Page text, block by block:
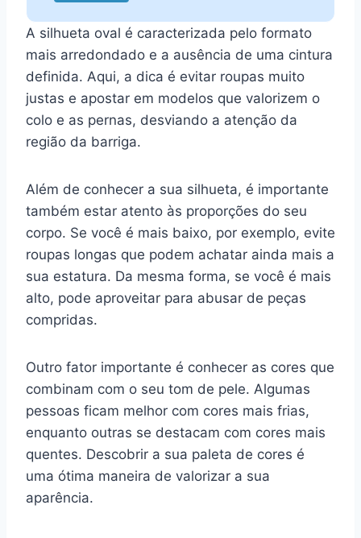
A silhueta oval é caracterizada pelo formato
mais arredondado e a ausência de uma cintura
definida. Aqui, a dica é evitar roupas muito
justas e apostar em modelos que valorizem o
colo e as pernas, desviando a atenção da
região da barriga.
Além de conhecer a sua silhueta, é importante
também estar atento às proporções do seu
corpo. Se você é mais baixo, por exemplo, evite
roupas longas que podem achatar ainda mais a
sua estatura. Da mesma forma, se você é mais
alto, pode aproveitar para abusar de peças
compridas.
Outro fator importante é conhecer as cores que
combinam com o seu tom de pele. Algumas
pessoas ficam melhor com cores mais frias,
enquanto outras se destacam com cores mais
quentes. Descobrir a sua paleta de cores é
uma ótima maneira de valorizar a sua
aparência.